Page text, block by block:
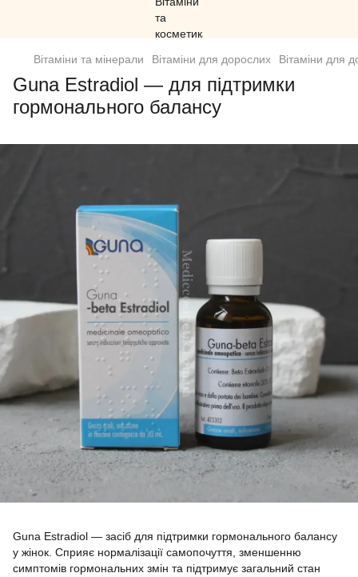
Вітаміни та мінерали Вітаміни для дорослих Вітаміни для
Guna Estradiol — для підтримки
гормонального балансу
Guna Estradiol — засіб для підтримки гормонального балансу
у жінок. Сприяє нормалізації самопочуття, зменшенню
симптомів гормональних змін та підтримує загальний стан